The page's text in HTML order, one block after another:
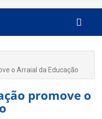
o Arraial da Educação
promove o